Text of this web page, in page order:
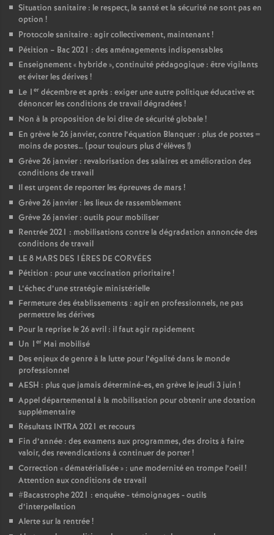
Situation sanitaire : le respect, la santé et la sécurité ne sont pas en
option !
Protocole sanitaire : agir collectivement, maintenant!
Pétition – Bac 2021 : des aménagements indispensables
Enseignement « hybride», continuité pédagogique : être vigilants
et éviter les dérives !
Le 1 er décembre et après : exiger une autre politique éducative et
dénoncer les conditions de travail dégradées !
Non à la proposition de loi dite de sécurité globale!
En grève le 26 janvier, contre l’équation Blanquer : plus de postes =
moins de postes… (pour toujours plus d’élèves !)
Grève 26 janvier : revalorisation des salaires et amélioration des
conditions de travail
Il est urgent de reporter les épreuves de mars !
Grève 26 janvier : les lieux de rassemblement
Grève 26 janvier : outils pour mobiliser
Rentrée 2021 : mobilisations contre la dégradation annoncée des
conditions de travail
LE 8 MARS DES 1ÈRES DE CORVÉES
Pétition : pour une vaccination prioritaire!
L’échec d’une stratégie ministérielle
Fermeture des établissements : agir en professionnels, ne pas
permettre les dérives
Pour la reprise le 26 avril : il faut agir rapidement
Un 1 er Mai mobilisé
Des enjeux de genre à la lutte pour l’égalité dans le monde
professionnel
AESH : plus que jamais déterminé-es, en grève le jeudi 3 juin !
Appel départemental à la mobilisation pour obtenir une dotation
supplémentaire
Résultats INTRA 2021 et recours
Fin d’année : des examens aux programmes, des droits à faire
valoir, des revendications à continuer de porter!
Correction «dématérialisée» : une modernité en trompe l’oeil!
Attention aux conditions de travail
#Bacastrophe 2021 : enquête - témoignages - outils
d’interpellation
Alerte sur la rentrée!